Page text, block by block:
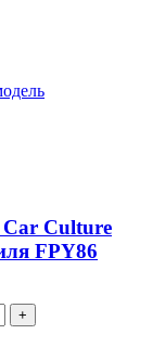
Car Culture
FPY86